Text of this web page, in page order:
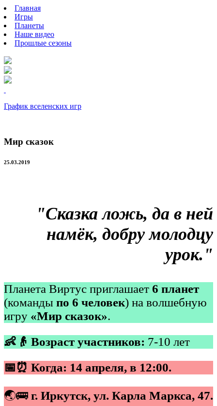
Главная
Игры
Планеты
Наше видео
Прошлые сезоны
График вселенских игр
Мир сказок
25.03.2019
"Сказка ложь, да в ней
намёк, добру молодцу
урок."
Планета Виртус приглашает 6 планет
(команды по 6 человек) на волшебную
игру «Мир сказок».
👶👴 Возраст участников: 7-10 лет
📅⏰ Когда: 14 апреля, в 12:00.
🌏🚌 г. Иркутск, ул. Карла Маркса, 47.